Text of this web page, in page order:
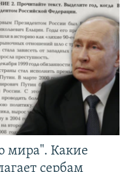
мира". Какие
сербам